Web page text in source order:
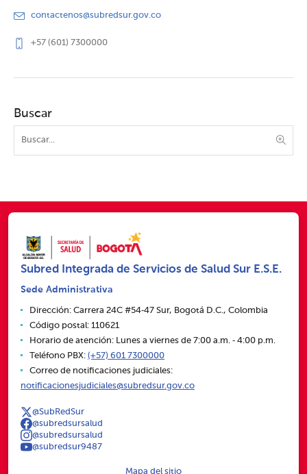
contactenos@subredsur.gov.co
+57 (601) 7300000
Buscar
Subred Integrada de Servicios de Salud Sur E.S.E.
Sede Administrativa
Dirección: Carrera 24C #54‑47 Sur, Bogotá D.C., Colombia
Código postal: 110621
Horario de atención: Lunes a viernes de 7:00 a.m. ‑ 4:00 p.m.
Teléfono PBX: (+57) 601 7300000
Correo de notificaciones judiciales:
notificacionesjudiciales@subredsur.gov.co
@SubRedSur
@subredsursalud
@subredsursalud
@subredsur9487
Mapa del sitio